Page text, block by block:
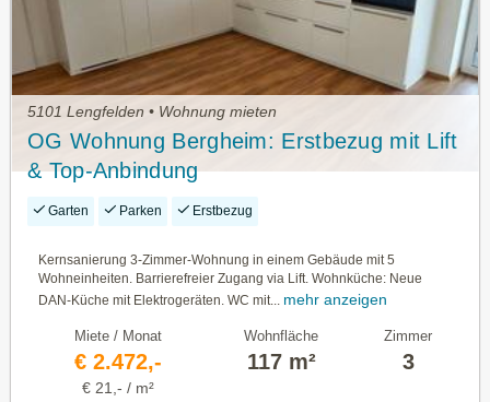
5101 Lengfelden • Wohnung mieten
OG Wohnung Bergheim: Erstbezug mit Lift
& Top-Anbindung
Garten Parken Erstbezug
Kernsanierung 3-Zimmer-Wohnung in einem Gebäude mit 5
Wohneinheiten. Barrierefreier Zugang via Lift. Wohnküche: Neue
DAN-Küche mit Elektrogeräten. WC mit...
mehr anzeigen
Miete / Monat
€ 2.472,-
€ 21,- / m²
Wohnfläche
117 m²
Zimmer
3